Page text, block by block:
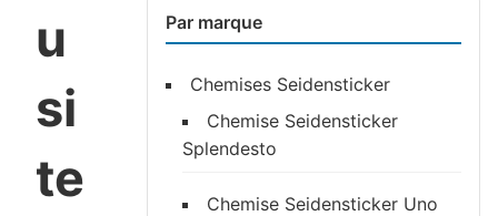
u
si
te
Par marque
Chemises Seidensticker
Chemise Seidensticker
Splendesto
Chemise Seidensticker Uno